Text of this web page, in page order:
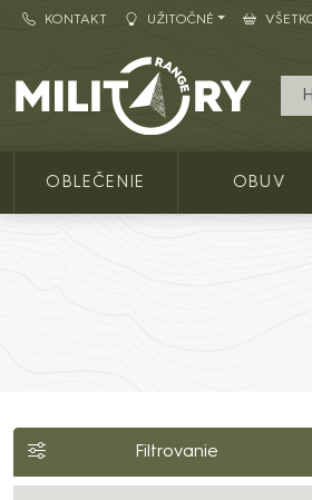
KONTAKT UŽITOČNÉ
Army shop
OBLEČENIE OBUV
Filtrovanie